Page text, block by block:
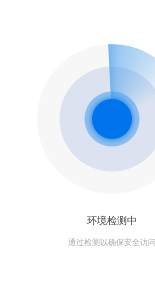
环境检测中
通过检测以确保安全访问